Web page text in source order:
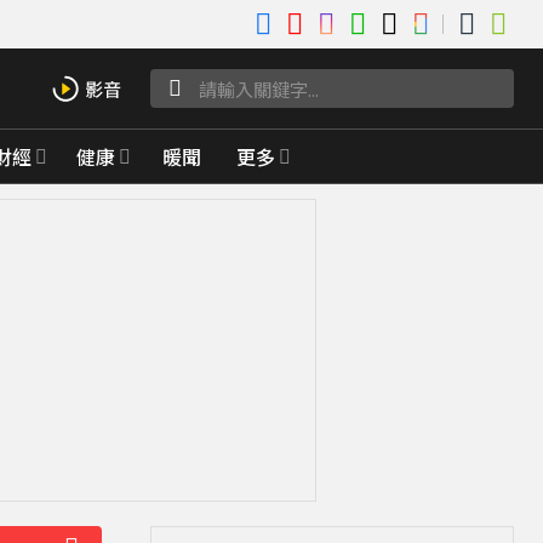
經 健康 暖聞 更多